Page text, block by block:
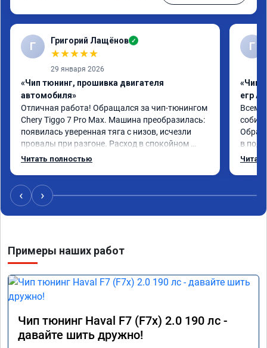
Г Григорий Лащёнов ✓
★★★★★
29 января 2026
«Чип тюнинг, прошивка двигателя
автомобиля»
Отличная работа! Обращался за чип-тюнингом
Chery Tiggo 7 Pro Max. Машина преобразилась:
появилась уверенная тяга с низов, исчезли
провалы при разгоне. Расход в спокойном
режиме даже немного снизился. Все сделали
Читать полностью
Г
«Чип
егр
Всем
в
‹ ›
Примеры наших работ
Чип тюнинг Haval F7 (F7x) 2.0 190 лс -
давайте шить дружно!